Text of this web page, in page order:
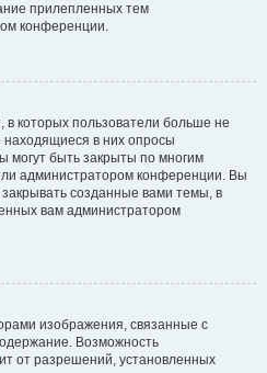
прилепленных тем
конференции.
которых пользователи больше не
находящиеся в них опросы
могут быть закрыты по многим
администратором конференции. Вы
созданные вами темы, в
вам администратором
изображения, связанные с
Возможность
от разрешений, установленных